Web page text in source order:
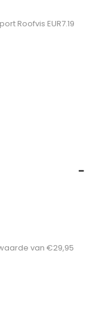
Roofvis EUR7.19
van €29,95